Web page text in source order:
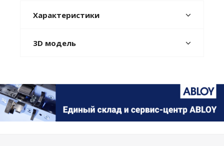
Характеристики
3D модель